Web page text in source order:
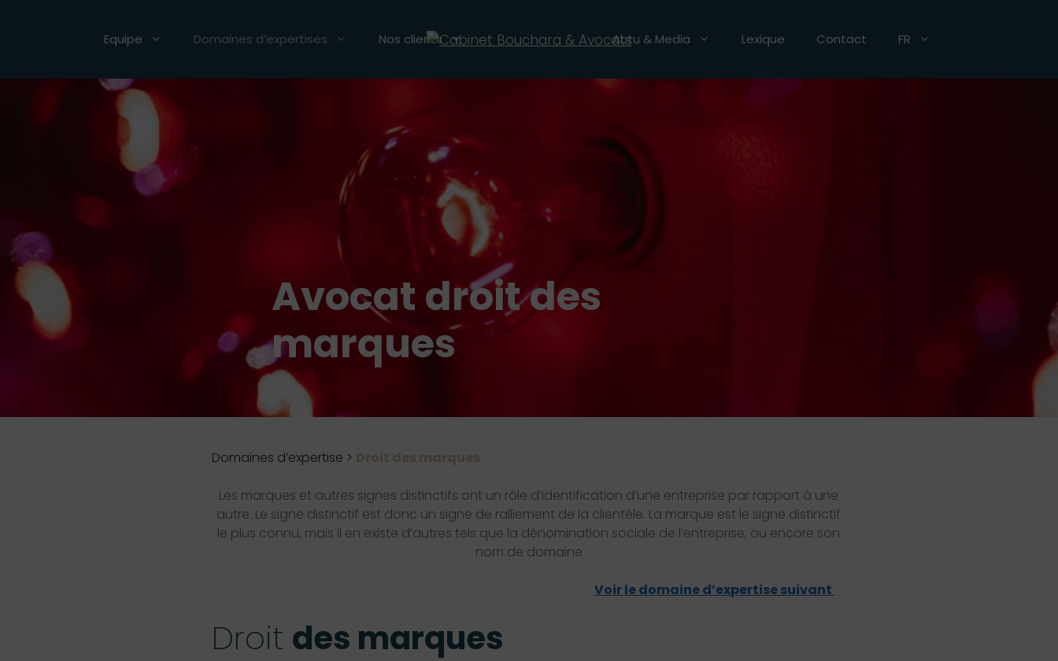
Equipe Domaines d’expertises Nos clients Actu & Media Lexique Contact FR
Avocat droit des
marques
Domaines d’expertise > Droit des marques
Les marques et autres signes distinctifs ont un rôle d’identification d’une entreprise par rapport à une
autre. Le signe distinctif est donc un signe de ralliement de la clientèle. La marque est le signe distinctif
le plus connu, mais il en existe d’autres tels que la dénomination sociale de l’entreprise, ou encore son
nom de domaine
Voir le domaine d’expertise suivant
Droit des marques